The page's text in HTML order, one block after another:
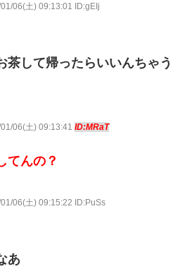
06(土) 09:13:01 ID:gEIj
茶して帰ったらいいんちゃう
06(土) 09:13:41 ID:MRaT
てんの？
06(土) 09:15:22 ID:PuSs
あ